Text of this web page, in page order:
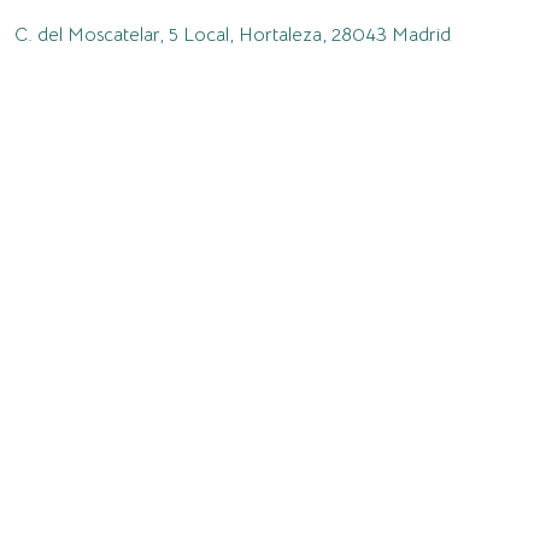
C. del Moscatelar, 5 Local, Hortaleza, 28043 Madrid